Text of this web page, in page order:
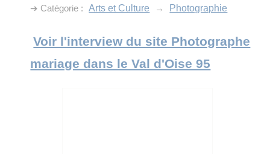
➔ Catégorie : Arts et Culture → Photographie
Voir l'interview du site Photographe
mariage dans le Val d'Oise 95